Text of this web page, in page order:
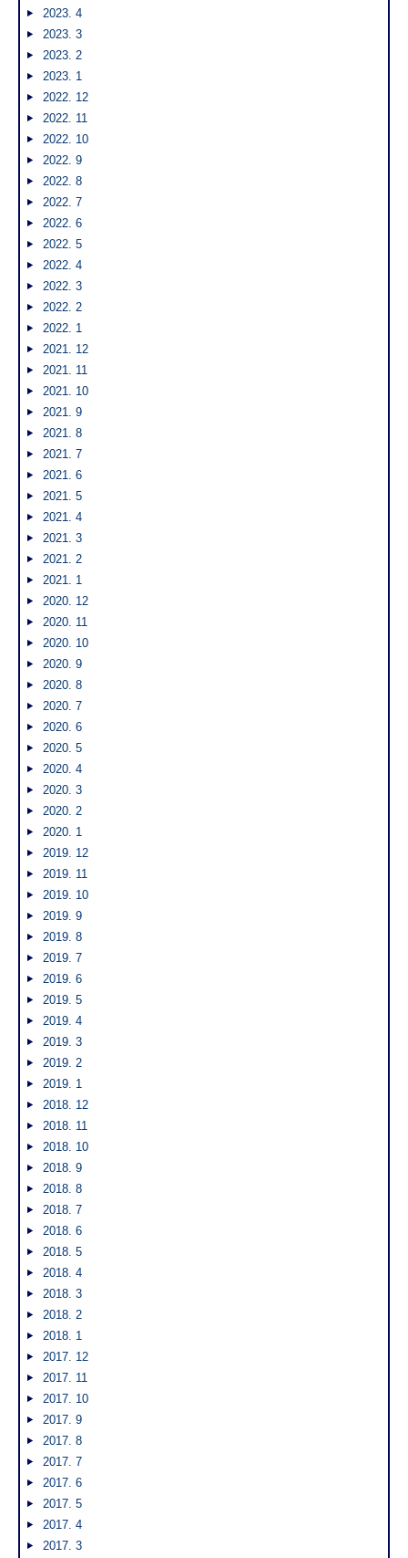
2023. 4
2023. 3
2023. 2
2023. 1
2022. 12
2022. 11
2022. 10
2022. 9
2022. 8
2022. 7
2022. 6
2022. 5
2022. 4
2022. 3
2022. 2
2022. 1
2021. 12
2021. 11
2021. 10
2021. 9
2021. 8
2021. 7
2021. 6
2021. 5
2021. 4
2021. 3
2021. 2
2021. 1
2020. 12
2020. 11
2020. 10
2020. 9
2020. 8
2020. 7
2020. 6
2020. 5
2020. 4
2020. 3
2020. 2
2020. 1
2019. 12
2019. 11
2019. 10
2019. 9
2019. 8
2019. 7
2019. 6
2019. 5
2019. 4
2019. 3
2019. 2
2019. 1
2018. 12
2018. 11
2018. 10
2018. 9
2018. 8
2018. 7
2018. 6
2018. 5
2018. 4
2018. 3
2018. 2
2018. 1
2017. 12
2017. 11
2017. 10
2017. 9
2017. 8
2017. 7
2017. 6
2017. 5
2017. 4
2017. 3